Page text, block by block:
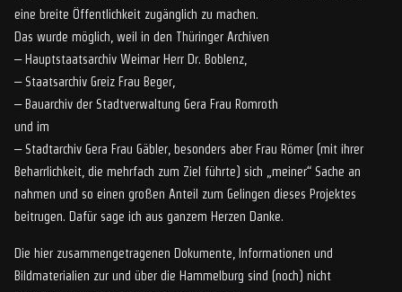
eine breite Öffentlichkeit zugänglich zu machen.
Das wurde möglich, weil in den Thüringer Archiven
– Hauptstaatsarchiv Weimar Herr Dr. Boblenz,
– Staatsarchiv Greiz Frau Beger,
– Bauarchiv der Stadtverwaltung Gera Frau Romroth
und im
– Stadtarchiv Gera Frau Gäbler, besonders aber Frau Römer (mit ihrer
Beharrlichkeit, die mehrfach zum Ziel führte) sich „meiner“ Sache an
nahmen und so einen großen Anteil zum Gelingen dieses Projektes
beitrugen. Dafür sage ich aus ganzem Herzen Danke.
Die hier zusammengetragenen Dokumente, Informationen und
Bildmaterialien zur und über die Hammelburg sind (noch) nicht